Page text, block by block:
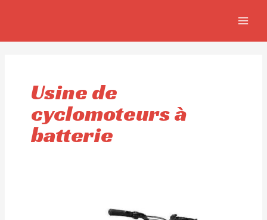
Usine de
cyclomoteurs à
batterie